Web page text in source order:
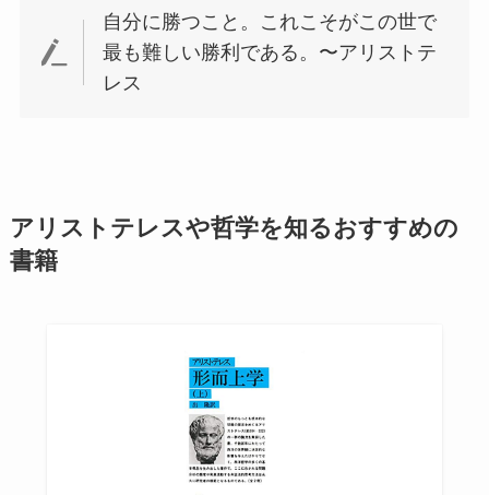
自分に勝つこと。これこそがこの世で
最も難しい勝利である。〜アリストテ
レス
アリストテレスや哲学を知るおすすめの
書籍